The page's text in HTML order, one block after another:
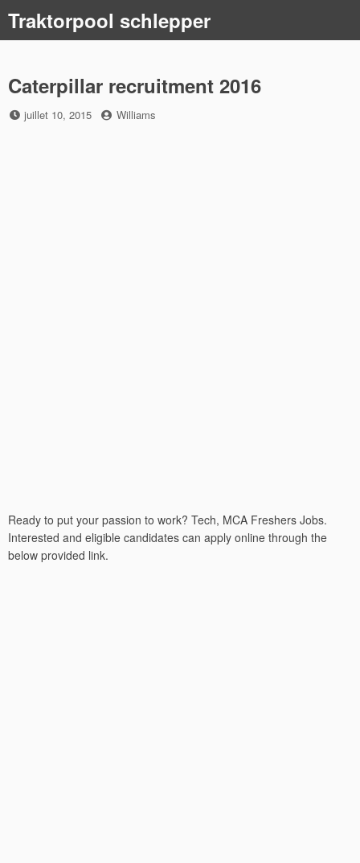
content
Traktorpool schlepper
Caterpillar recruitment 2016
Posted
juillet 10, 2015 by
Williams
Ready to put your passion to work? Tech, MCA Freshers Jobs.
Interested and eligible candidates can apply online through the
below provided link.